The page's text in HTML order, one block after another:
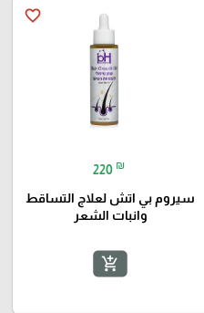
favorite_border
220 ₪
سيروم بي اتش لعلاج التساقط
وانبات الشعر
add_shopping_cart